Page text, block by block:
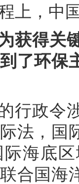
上，中
获得关
了环保
行政令
法，国
海底
合国海